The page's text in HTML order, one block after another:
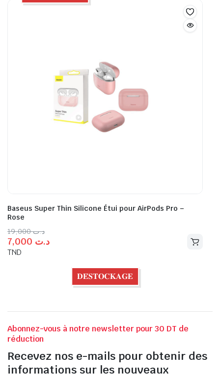
Baseus Super Thin Silicone Étui pour AirPods Pro –
Rose
د.ت19,000
د.ت
TND
𝐃𝐄́𝐒𝐓𝐎𝐂𝐊𝐀𝐆𝐄
Abonnez-vous à notre newsletter pour 30 DT de
réduction
Recevez nos e-mails pour obtenir des
informations sur les nouveaux